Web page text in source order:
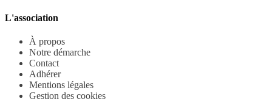
L'association
À propos
Notre démarche
Contact
Adhérer
Mentions légales
Gestion des cookies